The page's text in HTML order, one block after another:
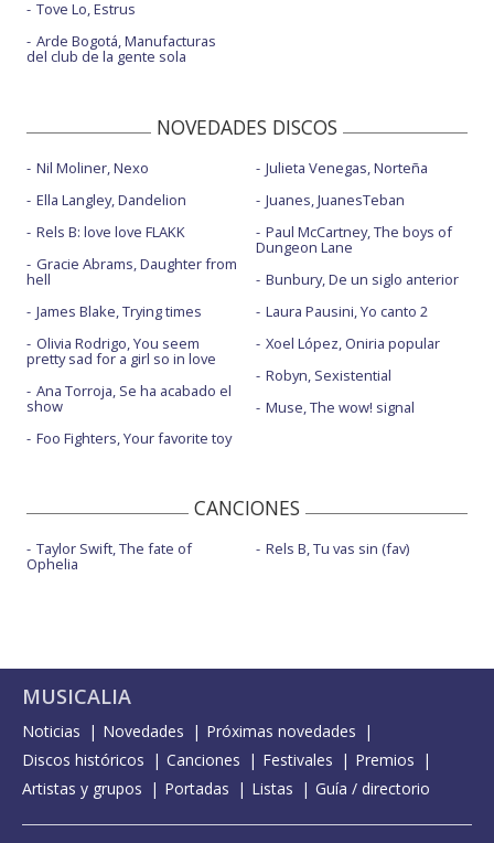
Tove Lo, Estrus
Arde Bogotá, Manufacturas
del club de la gente sola
NOVEDADES DISCOS
Nil Moliner, Nexo
Ella Langley, Dandelion
Rels B: love love FLAKK
Gracie Abrams, Daughter from
hell
James Blake, Trying times
Olivia Rodrigo, You seem
pretty sad for a girl so in love
Ana Torroja, Se ha acabado el
show
Foo Fighters, Your favorite toy
Julieta Venegas, Norteña
Juanes, JuanesTeban
Paul McCartney, The boys of
Dungeon Lane
Bunbury, De un siglo anterior
Laura Pausini, Yo canto 2
Xoel López, Oniria popular
Robyn, Sexistential
Muse, The wow! signal
CANCIONES
Taylor Swift, The fate of
Ophelia
Rels B, Tu vas sin (fav)
MUSICALIA
Noticias Novedades
Próximas novedades
Discos históricos
Canciones Festivales
Premios
Artistas y grupos
Portadas Listas Guía / directorio